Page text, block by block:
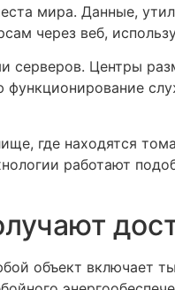
мира. Данные,
через веб,
серверов. Центры
где находятся
работают
объект включает